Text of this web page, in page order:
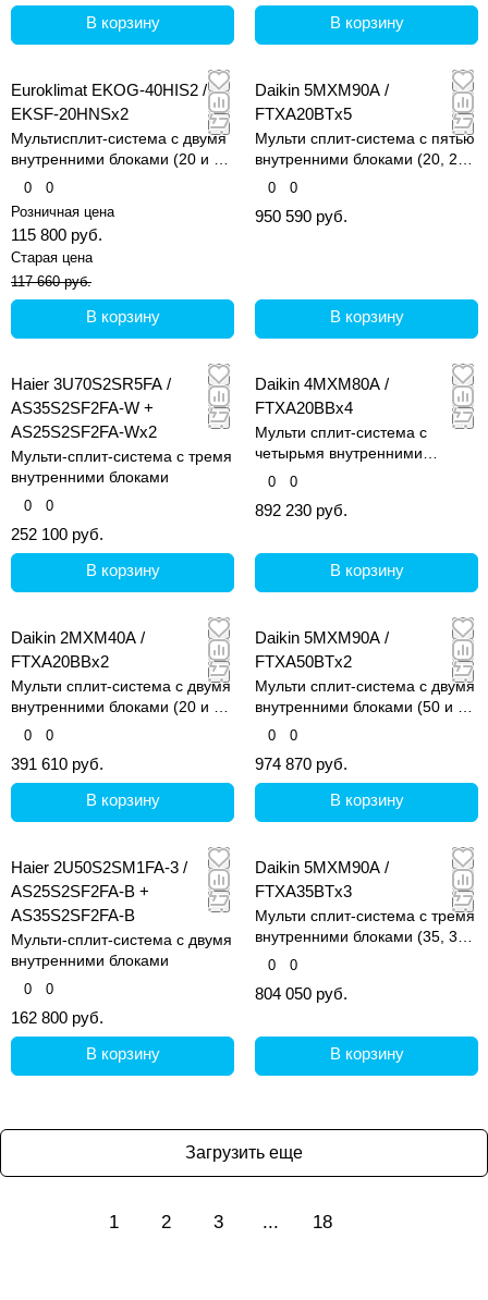
В корзину В корзину
Euroklimat EKOG-40HIS2 /
EKSF-20HNSх2
Мультисплит-система с двумя
внутренними блоками (20 и 20
кв.м)
0
0
Розничная цена
115 800 руб.
Старая цена
117 660 руб.
В корзину
Daikin 5MXM90A /
FTXA20BTx5
Мульти сплит-система с пятью
внутренними блоками (20, 20,
20, 20 и 20 кв.м)
0 0
950 590 руб.
В корзину
Haier 3U70S2SR5FA /
AS35S2SF2FA-W +
AS25S2SF2FA-Wx2
Мульти-сплит-система с тремя
внутренними блоками
0 0
252 100 руб.
В корзину
Daikin 4MXM80A /
FTXA20BBx4
Мульти сплит-система с
четырьмя внутренними
блоками (20, 20, 20 и 20 кв.м)
0 0
892 230 руб.
В корзину
Daikin 2MXM40A /
FTXA20BBx2
Мульти сплит-система с двумя
внутренними блоками (20 и 20
кв.м)
0 0
391 610 руб.
В корзину
Daikin 5MXM90A /
FTXA50BTx2
Мульти сплит-система с двумя
внутренними блоками (50 и 50
кв.м)
0 0
974 870 руб.
В корзину
Haier 2U50S2SM1FA-3 /
AS25S2SF2FA-B +
AS35S2SF2FA-B
Мульти-сплит-система с двумя
внутренними блоками
0 0
162 800 руб.
В корзину
Daikin 5MXM90A /
FTXA35BTx3
Мульти сплит-система с тремя
внутренними блоками (35, 35
и 35 кв.м)
0 0
804 050 руб.
В корзину
Загрузить еще
1 2 3 ... 18